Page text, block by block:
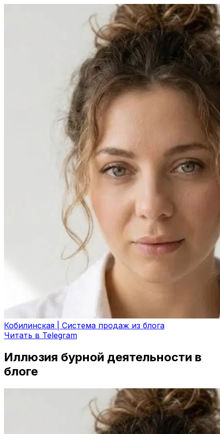
Кобилинская | Система продаж из блога
Читать в Telegram
Иллюзия бурной деятельности в
блоге